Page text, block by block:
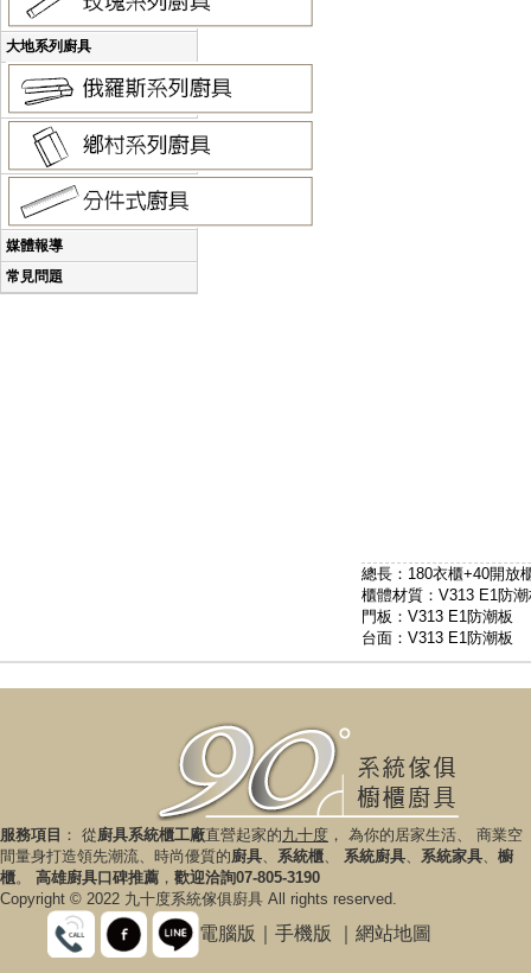
大地系列廚具
媒體報導
常見問題
總長：180衣櫃+40開放
櫃體材質：V313 E1防
門板：V313 E1防潮板
台面：V313 E1防潮板
服務項目 ： 從廚具系統櫃工廠直營起家的九十度 ， 為你的居家生活、 商業空
間量身打造領先潮流、時尚優質的廚具、 系統櫃、 系統廚具、 系統家具、 櫥
櫃。 高雄廚具口碑推薦 ， 歡迎洽詢07-805-3190
Copyright © 2022 九十度系統傢俱廚具 All rights reserved.
電腦版 手機版 網站地圖